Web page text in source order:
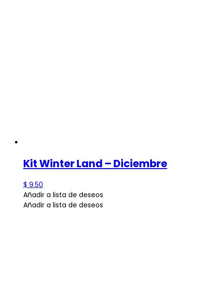
Kit Winter Land – Diciembre
$ 9.50
Añadir a lista de deseos
Añadir a lista de deseos